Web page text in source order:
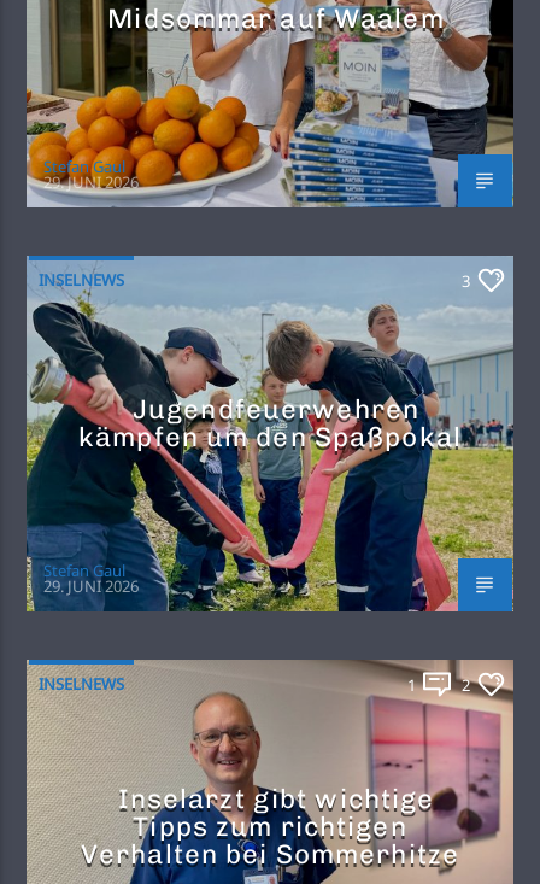
Midsommar auf Waalem
Stefan Gaul
29. JUNI 2026
INSELNEWS 3
Jugendfeuerwehren
kämpfen um den Spaßpokal
Stefan Gaul
29. JUNI 2026
INSELNEWS 1 2
Inselarzt gibt wichtige
Tipps zum richtigen
Verhalten bei Sommerhitze